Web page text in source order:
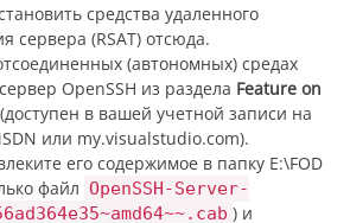
средства удаленного
сервера (RSAT) отсюда.
(автономных) средах
OpenSSH из раздела Feature on
в вашей учетной записи на
или my.visualstudio.com).
его содержимое в папку E:\FOD
файл OpenSSH-Server-
) и